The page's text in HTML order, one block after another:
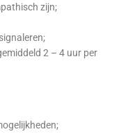
zijn;
2 – 4 uur per